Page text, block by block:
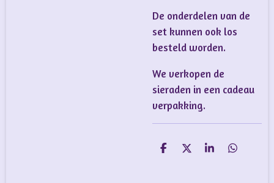
De onderdelen van de
set kunnen ook los
besteld worden.
We verkopen de
sieraden in een cadeau
verpakking.
D
D
S
D